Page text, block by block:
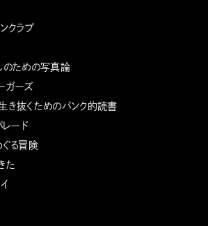
クラブ
のための写真論
ガーズ
き抜くためのパンク的読書
レード
ぐる冒険
た